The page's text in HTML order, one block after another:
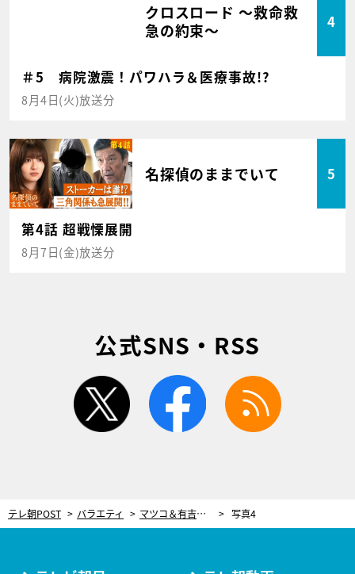
クロスロード ～救命救
急の約束～
4
＃5 病院激震！パワハラ＆医療事故!?
8月4日(火)放送分
名探偵のままでいて 5
第4話 超戦慄展開
8月7日(金)放送分
公式SNS・RSS
twitter facebook
テレ朝POST バラエティ マツコ＆有吉が推し、久保田直子アナも大絶賛！色気ダダ漏れな芸人は、アルコ＆ピース・平子 写真4